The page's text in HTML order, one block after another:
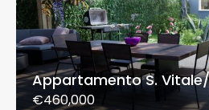
Appartamento S.
€460,000